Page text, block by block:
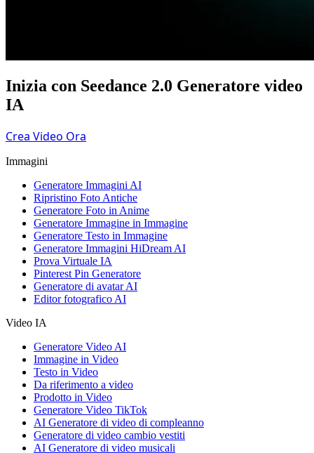
Inizia con Seedance 2.0 Generatore video
IA
Crea Video Ora
Immagini
Generatore Immagini AI
Ripristino Foto Antiche
Generatore Foto in Anime
Generatore Immagine in Immagine
Generatore Testo in Immagine
Generatore Immagini HiDream AI
Prova Virtuale IA
Pinterest Pin Generatore
Generatore di avatar AI
Editor fotografico AI
Video IA
Generatore Video AI
Immagine in Video
Testo in Video
Da riferimento a video
Prodotto in Video
Generatore Video TikTok
AI Generatore di video di compleanno
Generatore di video cambio vestiti
AI Generatore di video musicali